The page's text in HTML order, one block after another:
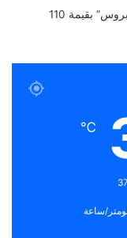
الشاشة
التي ظهرت
البساطة،
الأدنى
بريطانيا تُقر استحواذ “باراماونت” على “وارنر بروس” بقيمة 110
℃